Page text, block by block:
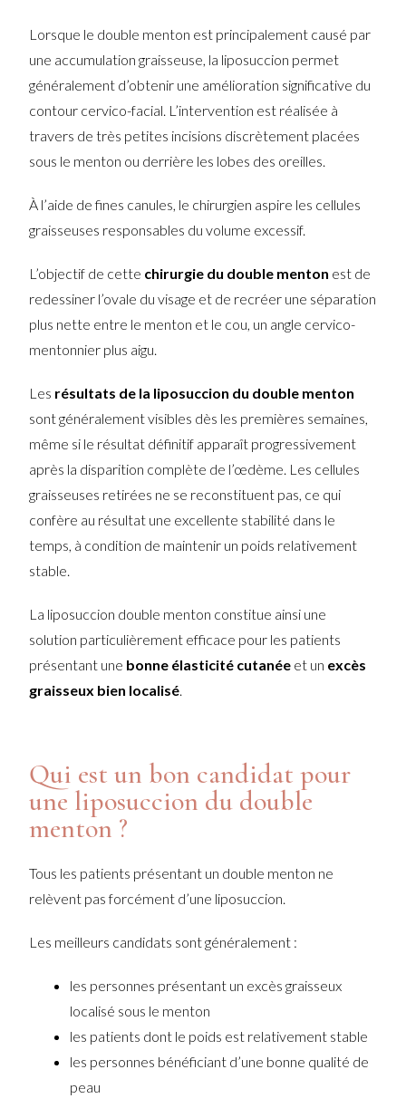
Lorsque le double menton est principalement causé par
une accumulation graisseuse, la liposuccion permet
généralement d’obtenir une amélioration significative du
contour cervico-facial. L’intervention est réalisée à
travers de très petites incisions discrètement placées
sous le menton ou derrière les lobes des oreilles.
À l’aide de fines canules, le chirurgien aspire les cellules
graisseuses responsables du volume excessif.
L’objectif de cette chirurgie du double menton est de
redessiner l’ovale du visage et de recréer une séparation
plus nette entre le menton et le cou, un angle cervico-
mentonnier plus aigu.
Les résultats de la liposuccion du double menton
sont généralement visibles dès les premières semaines,
même si le résultat définitif apparaît progressivement
après la disparition complète de l’œdème. Les cellules
graisseuses retirées ne se reconstituent pas, ce qui
confère au résultat une excellente stabilité dans le
temps, à condition de maintenir un poids relativement
stable.
La liposuccion double menton constitue ainsi une
solution particulièrement efficace pour les patients
présentant une bonne élasticité cutanée et un excès
graisseux bien localisé
Qui est un bon candidat pour
une liposuccion du double
menton ?
Tous les patients présentant un double menton ne
relèvent pas forcément d’une liposuccion.
Les meilleurs candidats sont généralement :
les personnes présentant un excès graisseux
localisé sous le menton
les patients dont le poids est relativement stable
les personnes bénéficiant d’une bonne qualité de
peau